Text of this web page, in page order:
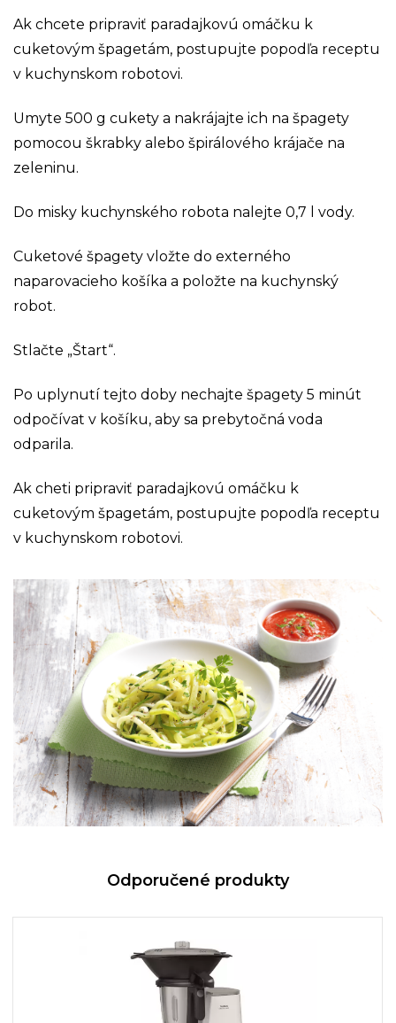
Ak chcete pripraviť paradajkovú omáčku k
cuketovým špagetám, postupujte popodľa receptu
v kuchynskom robotovi.
Umyte 500 g cukety a nakrájajte ich na špagety
pomocou škrabky alebo špirálového krájače na
zeleninu.
Do misky kuchynského robota nalejte 0,7 l vody.
Cuketové špagety vložte do externého
naparovacieho košíka a položte na kuchynský
robot.
Stlačte „Štart“.
Po uplynutí tejto doby nechajte špagety 5 minút
odpočívat v košíku, aby sa prebytočná voda
odparila.
Ak cheti pripraviť paradajkovú omáčku k
cuketovým špagetám, postupujte popodľa receptu
v kuchynskom robotovi.
Odporučené produkty